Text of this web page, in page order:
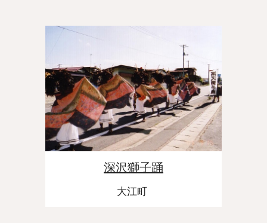
深沢獅子踊
大江町